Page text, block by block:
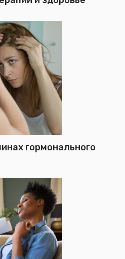
гормонального